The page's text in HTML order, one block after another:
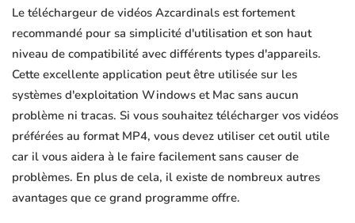
Le téléchargeur de vidéos Azcardinals est fortement
recommandé pour sa simplicité d'utilisation et son haut
niveau de compatibilité avec différents types d'appareils.
Cette excellente application peut être utilisée sur les
systèmes d'exploitation Windows et Mac sans aucun
problème ni tracas. Si vous souhaitez télécharger vos vidéos
préférées au format MP4, vous devez utiliser cet outil utile
car il vous aidera à le faire facilement sans causer de
problèmes. En plus de cela, il existe de nombreux autres
avantages que ce grand programme offre.